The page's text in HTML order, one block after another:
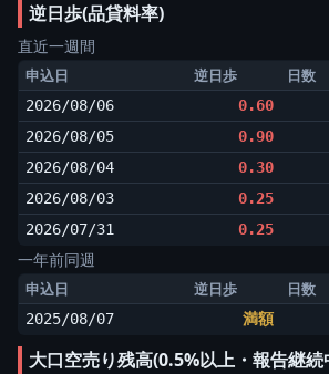
逆日歩(品貸料率)
直近一週間
申込日 逆日歩 日数
2026/08/06 0.60
2026/08/05
0.90
2026/08/04
0.30
2026/08/03
0.25
2026/07/31
0.25
一年前同週
申込日 逆日歩 日数
2025/08/07 満額
大口空売り残高(0.5%以上・報告継